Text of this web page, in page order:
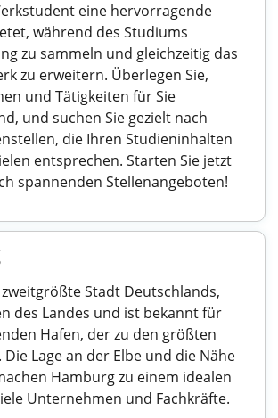
eine hervorragende
während des Studiums
zu sammeln und gleichzeitig das
zu erweitern. Überlegen Sie,
und Tätigkeiten für Sie
und suchen Sie gezielt nach
die Ihren Studieninhalten
entsprechen. Starten Sie jetzt
spannenden Stellenangeboten!
Stadt Deutschlands,
des Landes und ist bekannt für
Hafen, der zu den größten
Lage an der Elbe und die Nähe
Hamburg zu einem idealen
Unternehmen und Fachkräfte.